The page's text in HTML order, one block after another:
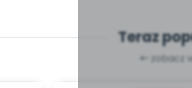
Teraz
zobacz